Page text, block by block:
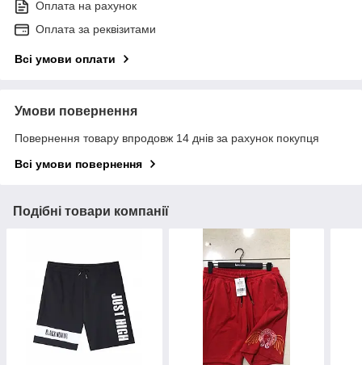
Оплата на рахунок
Оплата за реквізитами
Всі умови оплати
Умови повернення
Повернення товару впродовж 14 днів за рахунок покупця
Всі умови повернення
Подібні товари компанії